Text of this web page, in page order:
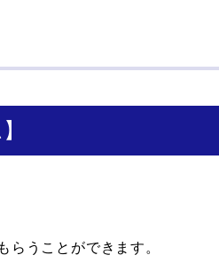
らうことができます。